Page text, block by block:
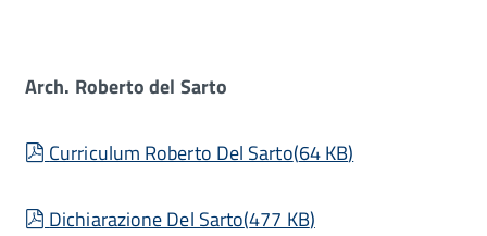
Arch. Roberto del Sarto
pdf
Curriculum Roberto Del Sarto(64 KB)
pdf
Dichiarazione Del Sarto(477 KB)